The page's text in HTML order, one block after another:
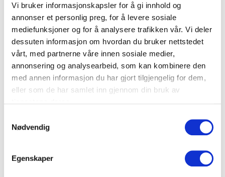
Vi bruker informasjonskapsler for å gi innhold og
annonser et personlig preg, for å levere sosiale
mediefunksjoner og for å analysere trafikken vår. Vi deler
dessuten informasjon om hvordan du bruker nettstedet
vårt, med partnerne våre innen sosiale medier,
annonsering og analysearbeid, som kan kombinere den
med annen informasjon du har gjort tilgjengelig for dem,
eller som de har samlet inn gjennom din bruk av
Nødvendig
Egenskaper